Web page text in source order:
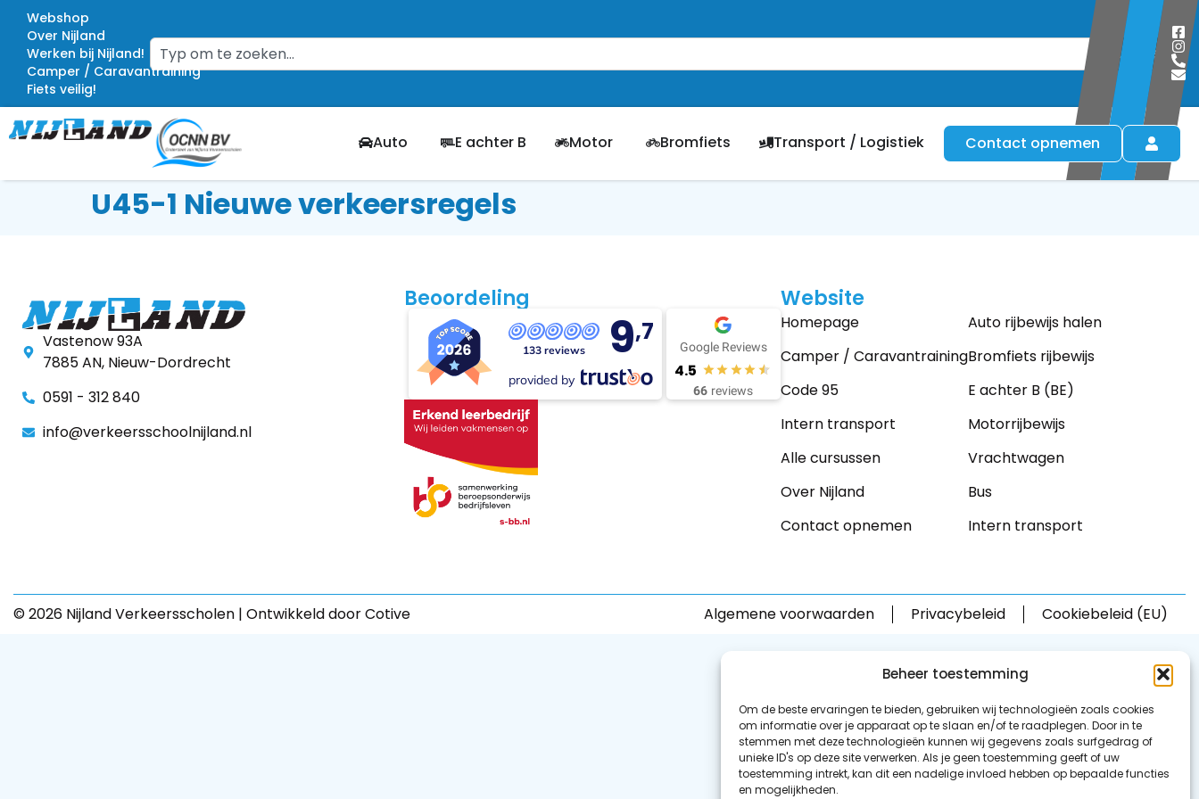
Beheer toestemming
Om de beste ervaringen te bieden, gebruiken wij technologieën zoals cookies
om informatie over je apparaat op te slaan en/of te raadplegen. Door in te
stemmen met deze technologieën kunnen wij gegevens zoals surfgedrag of
unieke ID's op deze site verwerken. Als je geen toestemming geeft of uw
toestemming intrekt, kan dit een nadelige invloed hebben op bepaalde functies
en mogelijkheden.
Webshop
Over Nijland
Werken bij Nijland!
Camper / Caravantraining
Fiets veilig!
Zoeken
Auto E achter B Motor Bromfiets Transport / Logistiek Contact opnemen
U45-1 Nieuwe verkeersregels
Vastenow 93A
7885 AN, Nieuw-Dordrecht
0591 - 312 840
info@verkeersschoolnijland.nl
Beoordeling
133 reviews 9,7
provided by
Google Reviews
4.5
66 reviews
Website
Homepage
Camper / Caravantraining
Code 95
Intern transport
Alle cursussen
Over Nijland
Contact opnemen
Auto rijbewijs halen
Bromfiets rijbewijs
E achter B (BE)
Motorrijbewijs
Vrachtwagen
Bus
Intern transport
© 2026 Nijland Verkeersscholen | Ontwikkeld door Cotive Algemene voorwaarden Privacybeleid Cookiebeleid (EU)